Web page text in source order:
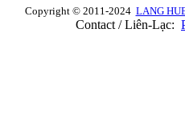
Copyright © 2011-2024 LANG
Contact / Liên-Lạc: